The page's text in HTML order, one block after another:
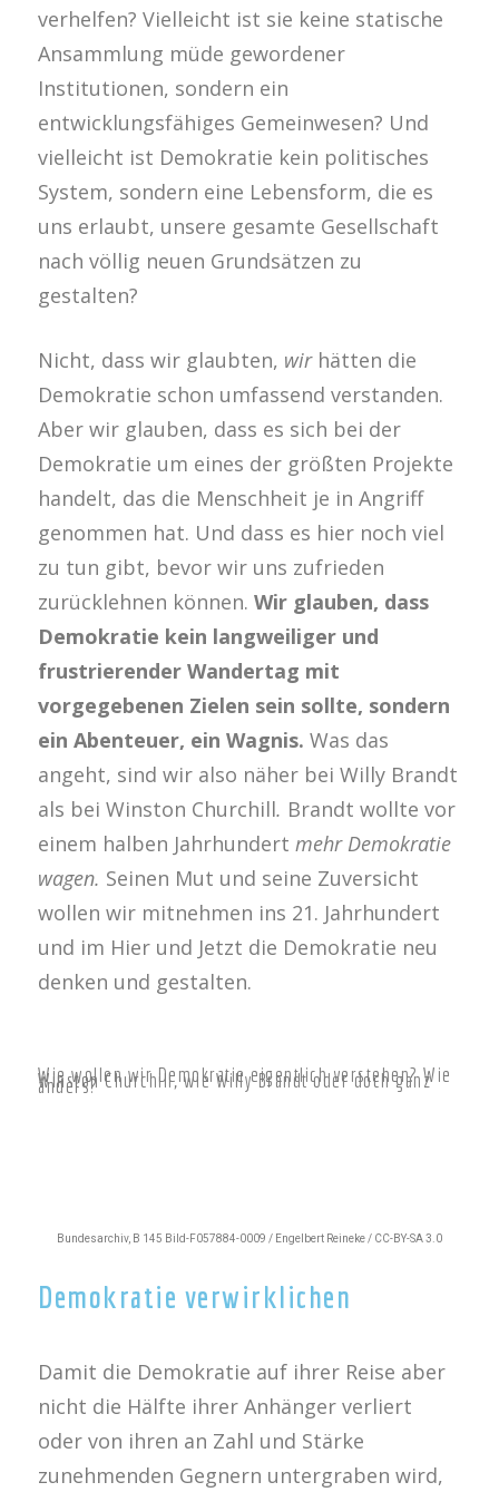
verhelfen? Vielleicht ist sie keine statische
Ansammlung müde gewordener
Institutionen, sondern ein
entwicklungsfähiges Gemeinwesen? Und
vielleicht ist Demokratie kein politisches
System, sondern eine Lebensform, die es
uns erlaubt, unsere gesamte Gesellschaft
nach völlig neuen Grundsätzen zu
gestalten?
Nicht, dass wir glaubten, wirhätten die
Demokratie schon umfassend verstanden.
Aber wir glauben, dass es sich bei der
Demokratie um eines der größten Projekte
handelt, das die Menschheit je in Angriff
genommen hat. Und dass es hier noch viel
zu tun gibt, bevor wir uns zufrieden
zurücklehnen können. Wir glauben, dass
Demokratie kein langweiliger und
frustrierender Wandertag mit
vorgegebenen Zielen sein sollte, sondern
ein Abenteuer, ein Wagnis. Was das
angeht, sind wir also näher bei Willy Brandt
als bei Winston Churchill. Brandt wollte vor
einem halben Jahrhundert mehr Demokratie
wagen. Seinen Mut und seine Zuversicht
wollen wir mitnehmen ins 21. Jahrhundert
und im Hier und Jetzt die Demokratie neu
denken und gestalten.
Wie wollen wir Demokratie eigentlich verstehen? Wie
Winston Churchill, wie Willy Brandt oder doch ganz
anders?
Bundesarchiv, B 145 Bild-F057884-0009 / Engelbert Reineke / CC-BY-SA 3.0
Demokratie verwirklichen
Damit die Demokratie auf ihrer Reise aber
nicht die Hälfte ihrer Anhänger verliert
oder von ihren an Zahl und Stärke
zunehmenden Gegnern untergraben wird,